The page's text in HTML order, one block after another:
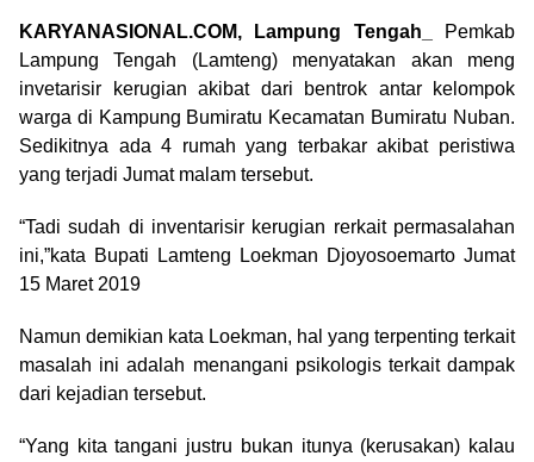
KARYANASIONAL.COM, Lampung Tengah_
Pemkab
Lampung Tengah (Lamteng) menyatakan akan meng
invetarisir kerugian akibat dari bentrok antar kelompok
warga di Kampung Bumiratu Kecamatan Bumiratu Nuban.
Sedikitnya ada 4 rumah yang terbakar akibat peristiwa
yang terjadi Jumat malam tersebut.
“Tadi sudah di inventarisir kerugian rerkait permasalahan
ini,”kata Bupati Lamteng Loekman Djoyosoemarto Jumat
15 Maret 2019
Namun demikian kata Loekman, hal yang terpenting terkait
masalah ini adalah menangani psikologis terkait dampak
dari kejadian tersebut.
“Yang kita tangani justru bukan itunya (kerusakan) kalau